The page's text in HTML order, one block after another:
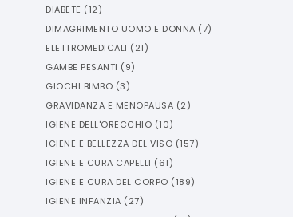
DIABETE (12)
DIMAGRIMENTO UOMO E DONNA (7)
ELETTROMEDICALI (21)
GAMBE PESANTI (9)
GIOCHI BIMBO (3)
GRAVIDANZA E MENOPAUSA (2)
IGIENE DELL'ORECCHIO (10)
IGIENE E BELLEZZA DEL VISO (157)
IGIENE E CURA CAPELLI (61)
IGIENE E CURA DEL CORPO (189)
IGIENE INFANZIA (27)